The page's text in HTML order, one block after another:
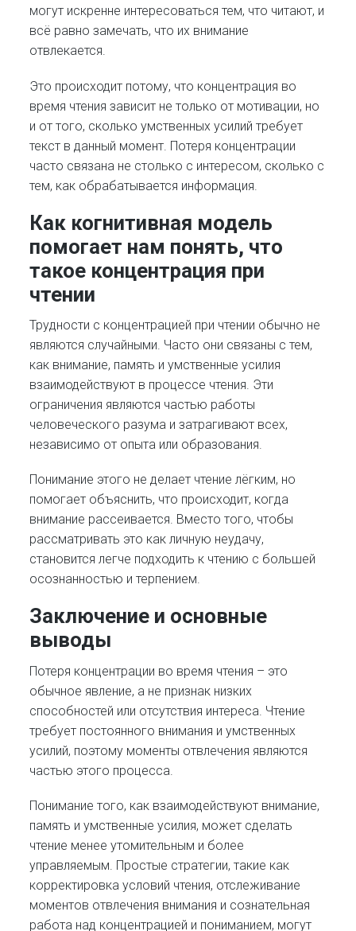
могут искренне интересоваться тем, что читают, и
всё равно замечать, что их внимание
отвлекается.
Это происходит потому, что концентрация во
время чтения зависит не только от мотивации, но
и от того, сколько умственных усилий требует
текст в данный момент. Потеря концентрации
часто связана не столько с интересом, сколько с
тем, как обрабатывается информация.
Как когнитивная модель
помогает нам понять, что
такое концентрация при
чтении
Трудности с концентрацией при чтении обычно не
являются случайными. Часто они связаны с тем,
как внимание, память и умственные усилия
взаимодействуют в процессе чтения. Эти
ограничения являются частью работы
человеческого разума и затрагивают всех,
независимо от опыта или образования.
Понимание этого не делает чтение лёгким, но
помогает объяснить, что происходит, когда
внимание рассеивается. Вместо того, чтобы
рассматривать это как личную неудачу,
становится легче подходить к чтению с большей
осознанностью и терпением.
Заключение и основные
выводы
Потеря концентрации во время чтения – это
обычное явление, а не признак низких
способностей или отсутствия интереса. Чтение
требует постоянного внимания и умственных
усилий, поэтому моменты отвлечения являются
частью этого процесса.
Понимание того, как взаимодействуют внимание,
память и умственные усилия, может сделать
чтение менее утомительным и более
управляемым. Простые стратегии, такие как
корректировка условий чтения, отслеживание
моментов отвлечения внимания и сознательная
работа над концентрацией и пониманием, могут